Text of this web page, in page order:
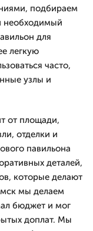
подбираем
необходимый
для
легкую
часто,
узлы и
от площади,
отделки и
павильона
деталей,
которые делают
мы делаем
бюджет и мог
доплат. Мы